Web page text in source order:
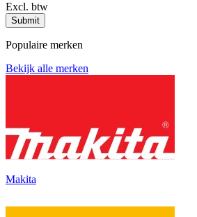
Excl. btw
Submit
Populaire merken
Bekijk alle merken
Makita